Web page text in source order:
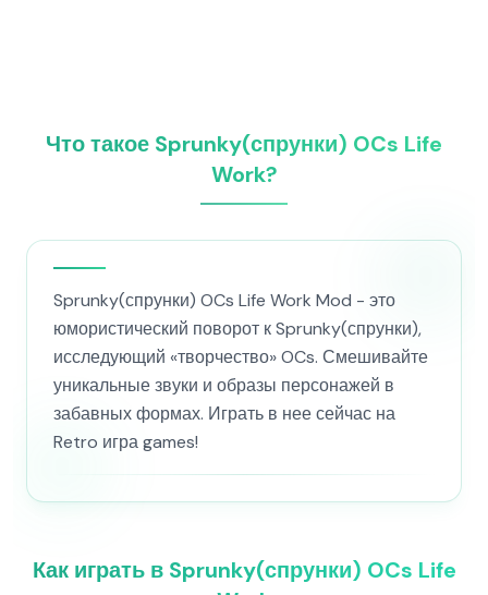
Что такое Sprunky(спрунки) OCs Life
Work?
Sprunky(спрунки) OCs Life Work Mod - это
юмористический поворот к Sprunky(спрунки),
исследующий «творчество» OCs. Смешивайте
уникальные звуки и образы персонажей в
забавных формах. Играть в нее сейчас на
Retro игра games!
Как играть в Sprunky(спрунки) OCs Life